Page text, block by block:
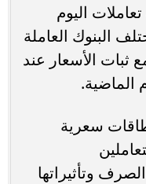
اليوم
2026، في مختلف البنوك العاملة
ثبات الأسعار عند
الماضية.
سعرية
وتأثيراتها